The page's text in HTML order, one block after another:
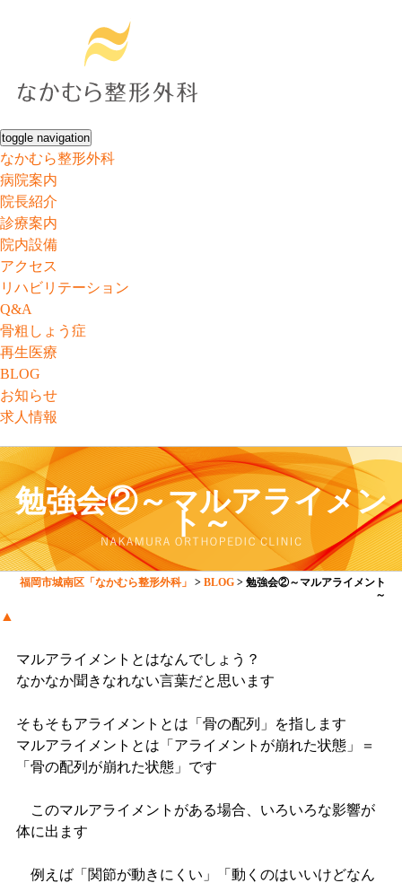
toggle navigation
なかむら整形外科
病院案内
院長紹介
診療案内
院内設備
アクセス
リハビリテーション
Q&A
骨粗しょう症
再生医療
BLOG
お知らせ
求人情報
勉強会②～マルアライメン
ト～
福岡市城南区「なかむら整形外科」 >BLOG >勉強会②～マルアライメント
～
▲
マルアライメントとはなんでしょう？
なかなか聞きなれない言葉だと思います
そもそもアライメントとは「骨の配列」を指します
マルアライメントとは「アライメントが崩れた状態」＝
「骨の配列が崩れた状態」です
このマルアライメントがある場合、いろいろな影響が
体に出ます
例えば「関節が動きにくい」「動くのはいいけどなん